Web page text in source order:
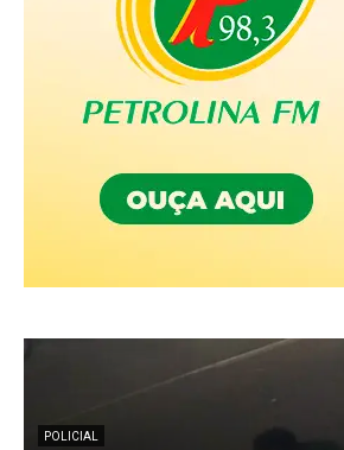
POLICIAL